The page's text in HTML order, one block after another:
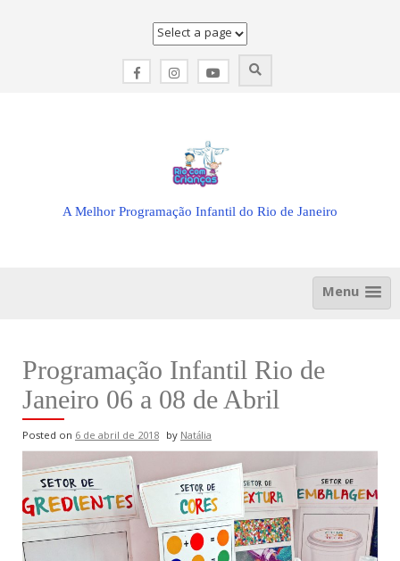
A Melhor Programação Infantil do Rio de Janeiro
Menu
Programação Infantil Rio de
Janeiro 06 a 08 de Abril
Posted on 6 de abril de 2018 byNatália